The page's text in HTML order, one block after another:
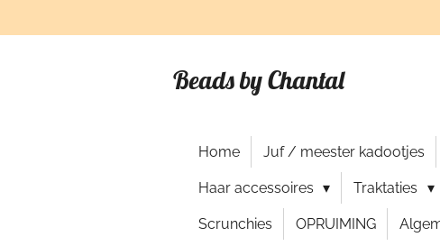
direct
Beads by Chantal
Home Juf / meester kadootjes
Haar accessoires Traktaties
Scrunchies OPRUIMING